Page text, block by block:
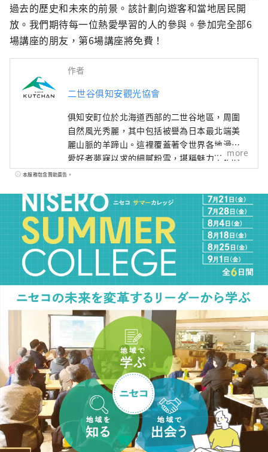
過去的歷史和未來的前景。該計劃向遊客和當地居民開
放。我們期待每一位熱愛學習的人的參與。參加完全部6
場講座的朋友，第6場講座將免費！
作者
二世谷俱知安觀光協會
俱知安町位於北海道西部的二世谷地區，周圍
自然風光秀麗，其中包括被譽為日本最北端美
麗山脈的羊蹄山。這裡覆蓋著令世界各地滑雪
愛好者夢寐以求的細膩粉雪，堪稱魅力十足的
度假勝地，堪稱「東洋聖莫里茲」。 本帳號將
然風光、豪華飯店，以及實用的旅遊資訊。
more
本服務包含贊助廣告。